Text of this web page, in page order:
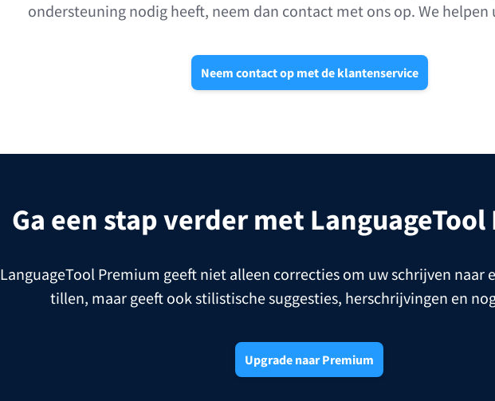
ondersteuning nodig heeft, neem dan contact met ons op. We helpen
Neem contact op met de klantenservice
Ga een stap verder met
LanguageTool Premium geeft niet alleen correcties om uw schrijven naar
tillen, maar geeft ook stilistische suggesties, herschrijvingen en
Upgrade naar Premium